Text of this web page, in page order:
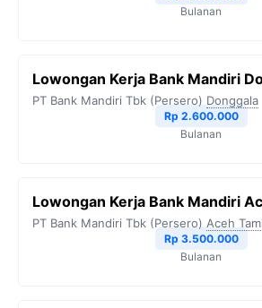
Bulanan
Lowongan Kerja Bank Mandiri
PT Bank Mandiri Tbk (Persero) Donggala
Rp 2.600.000
Bulanan
Lowongan Kerja Bank Mandiri
PT Bank Mandiri Tbk (Persero) Aceh
Rp 3.500.000
Bulanan